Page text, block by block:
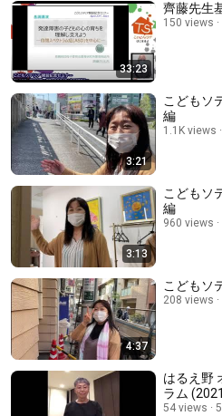
33:23
齊藤先生
150 views
3:21
こどもソ
編
1.1K views
3:13
こどもソ
編
960 views
4:37
こどもソ
208 views
はるえ野
ラム
54 views